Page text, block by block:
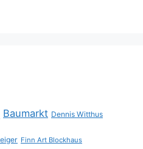
Baumarkt Dennis Witthus
Finn Art Blockhaus